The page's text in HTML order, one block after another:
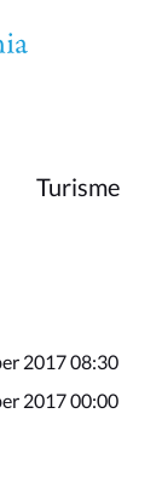
Turisme
2017 08:30
2017 00:00